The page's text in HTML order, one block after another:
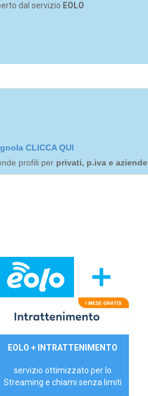
dal servizio EOLO
CLICCA QUI
profili per privati, p.iva e aziende
29,90€/mese
EOLO + INTRATTENIMENTO
servizio ottimizzato per lo
Streaming e chiami senza limiti